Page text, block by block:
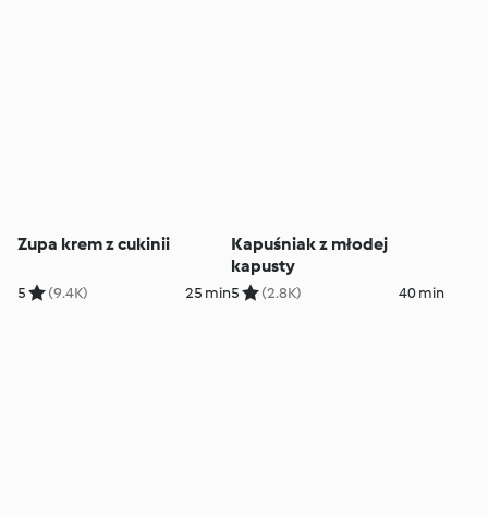
Zupa krem z cukinii
5 (9.4K) 25 min
Kapuśniak z młodej
kapusty
5 (2.8K) 40 min